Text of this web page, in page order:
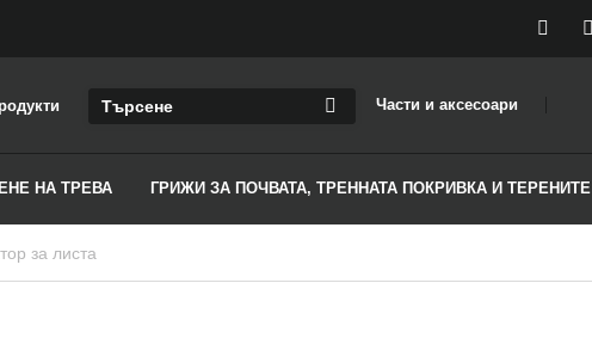
Части и аксесоари
НА ТРЕВА ГРИЖИ ЗА ПОЧВАТА, ТРЕННАТА ПОКРИВКА И ТЕРЕНИТЕ
за листа